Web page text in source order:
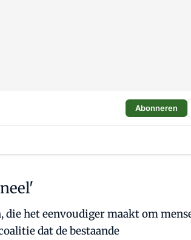
Abonneren
het eenvoudiger maakt om
dat de bestaande